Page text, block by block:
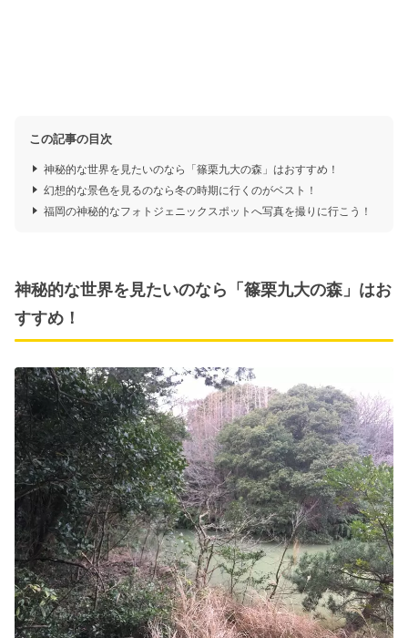
この記事の目次
神秘的な世界を見たいのなら「篠栗九大の森」はおすすめ！
幻想的な景色を見るのなら冬の時期に行くのがベスト！
福岡の神秘的なフォトジェニックスポットへ写真を撮りに行こう！
神秘的な世界を見たいのなら「篠栗九大の森」はお
すすめ！